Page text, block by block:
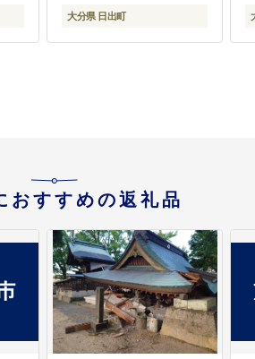
大分県 日出町
おすすめの返礼品